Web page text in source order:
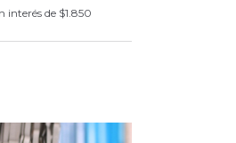
interés de $1.850